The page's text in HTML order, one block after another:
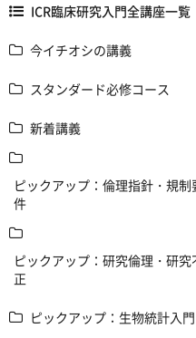
ICR臨床研究入門全講座一覧
今イチオシの講義
スタンダード必修コース
新着講義
ピックアップ：倫理指針・規制
件
ピックアップ：研究倫理・研究
正
ピックアップ：生物統計入門